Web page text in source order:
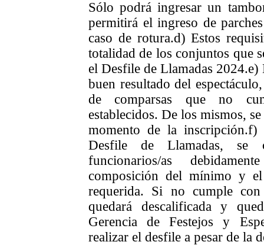
Sólo podrá ingresar un
permitirá el ingreso de
caso de rotura.d) Estos
totalidad de los conjuntos que
el Desfile de Llamadas 2024.e)
buen resultado del
de comparsas que no
establecidos. De los mismos,
momento de la inscripción.f)
Desfile de Llamadas, se
funcionarios/as
composición del mínimo y
requerida. Si no cumple
quedará descalificada y
Gerencia de Festejos y
realizar el desfile a pesar de la